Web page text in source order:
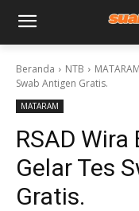
Beranda NTB MATARAM
Swab Antigen Gratis.
MATARAM
RSAD
Gelar Tes
Gratis.